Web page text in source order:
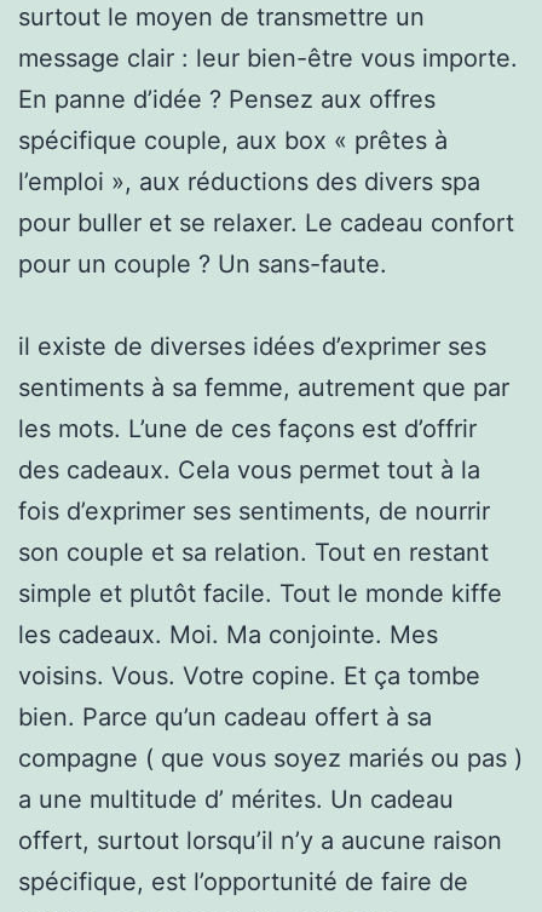
surtout le moyen de transmettre un
message clair : leur bien-être vous importe.
En panne d’idée ? Pensez aux offres
spécifique couple, aux box « prêtes à
l’emploi », aux réductions des divers spa
pour buller et se relaxer. Le cadeau confort
pour un couple ? Un sans-faute.
il existe de diverses idées d’exprimer ses
sentiments à sa femme, autrement que par
les mots. L’une de ces façons est d’offrir
des cadeaux. Cela vous permet tout à la
fois d’exprimer ses sentiments, de nourrir
son couple et sa relation. Tout en restant
simple et plutôt facile. Tout le monde kiffe
les cadeaux. Moi. Ma conjointe. Mes
voisins. Vous. Votre copine. Et ça tombe
bien. Parce qu’un cadeau offert à sa
compagne ( que vous soyez mariés ou pas )
a une multitude d’ mérites. Un cadeau
offert, surtout lorsqu’il n’y a aucune raison
spécifique, est l’opportunité de faire de